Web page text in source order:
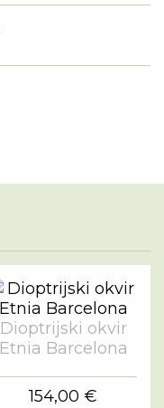
Dioptrijski okvir
Etnia Barcelona
154,00 €